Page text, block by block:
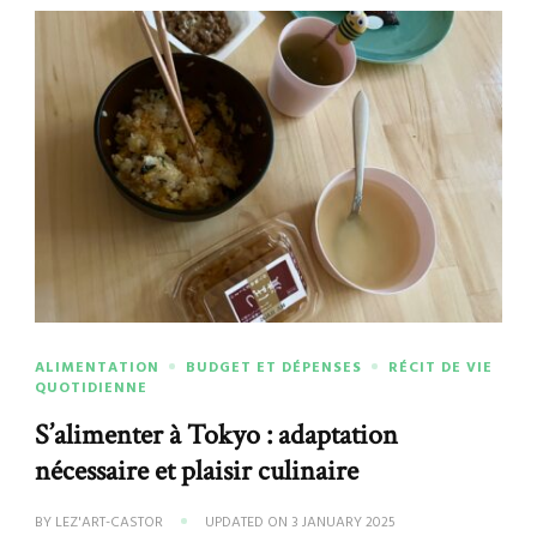
ALIMENTATION BUDGET ET DÉPENSES
RÉCIT DE VIE
QUOTIDIENNE
S’alimenter à Tokyo : adaptation
nécessaire et plaisir culinaire
BY LEZ'ART-CASTOR UPDATED ON 3 JANUARY 2025